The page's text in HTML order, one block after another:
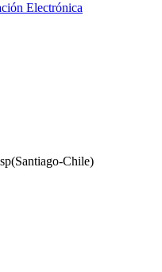
Electrónica
Chile)